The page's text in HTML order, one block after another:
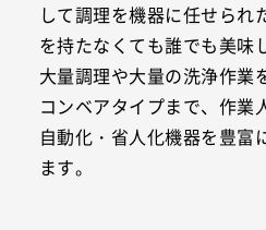
して調理を機器に任せられ
を持たなくても誰でも美味
大量調理や大量の洗浄作業
コンベアタイプまで、作業
自動化・省人化機器を豊富
ます。